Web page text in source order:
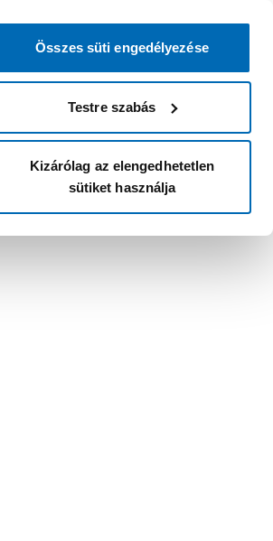
Összes süti engedélyezése
Testre szabás
Kizárólag az elengedhetetlen
sütiket használja